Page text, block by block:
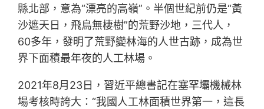
縣北部，意為“漂亮的高嶺”。半個世紀前仍是“黃
沙遮天日，飛鳥無棲樹”的荒野沙地，三代人，
60多年，發明了荒野變林海的人世古跡，成為世
界下面積最年夜的人工林場。
2021年8月23日，習近平總書記在塞罕壩機械林
場考核時誇大：“我國人工林面積世界第一，這長